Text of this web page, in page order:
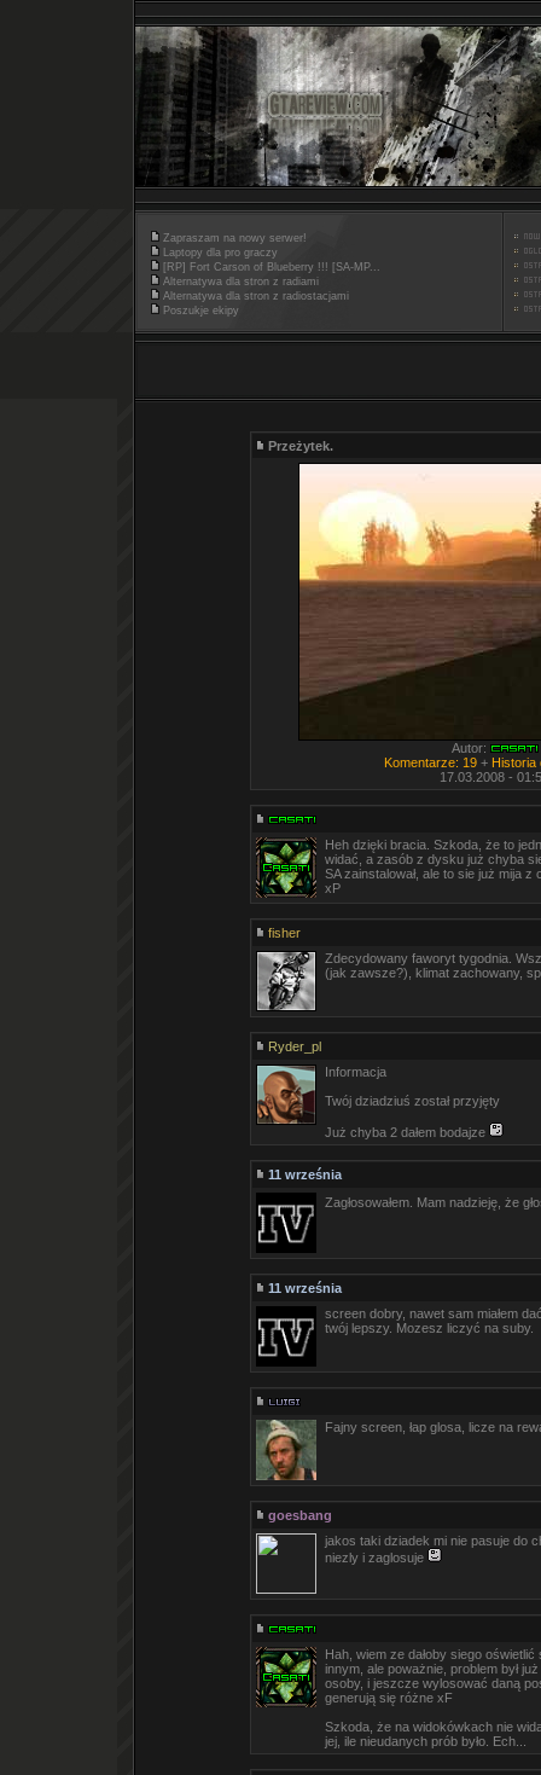
Zapraszam na nowy serwer!
Laptopy dla pro graczy
[RP] Fort Carson of Blueberry !!! [SA-MP...
Alternatywa dla stron z radiami
Alternatywa dla stron z radiostacjami
Poszukje ekipy
Przeżytek.
Autor:
Komentarze: 19 + Historia
17.03.2008 -
Heh dzięki bracia. Szkoda, że to
widać, a zasób z dysku już chyba
SA zainstalował, ale to sie już mija
xP
fisher
Zdecydowany faworyt tygodnia.
(jak zawsze?), klimat zachowany,
Ryder_pl
Informacja
Twój dziadziuś został przyjęty
Już chyba 2 dałem bodajze
11 września
Zagłosowałem. Mam nadzieję, że
11 września
screen dobry, nawet sam miałem
twój lepszy. Mozesz liczyć na suby.
Fajny screen, łap glosa, licze na
goesbang
jakos taki dziadek mi nie pasuje do
niezly i zaglosuje
Hah, wiem ze dałoby siego
innym, ale poważnie, problem był
osoby, i jeszcze wylosować daną
generują się różne xF
Szkoda, że na widokówkach nie
jej, ile nieudanych prób było. Ech...